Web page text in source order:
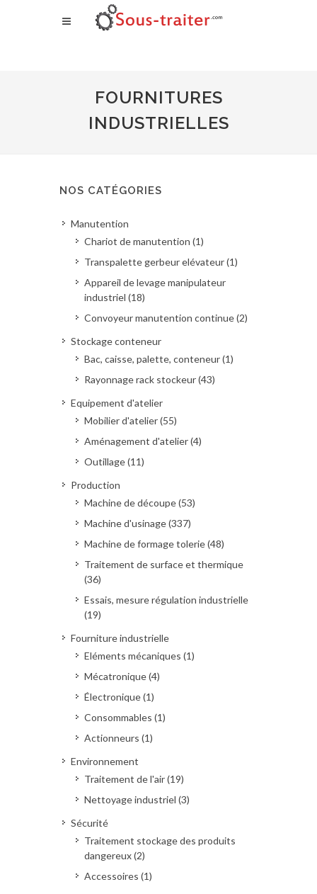
FOURNITURES
INDUSTRIELLES
NOS CATÉGORIES
Manutention
Chariot de manutention (1)
Transpalette gerbeur elévateur (1)
Appareil de levage manipulateur
industriel (18)
Convoyeur manutention continue (2)
Stockage conteneur
Bac, caisse, palette, conteneur (1)
Rayonnage rack stockeur (43)
Equipement d'atelier
Mobilier d'atelier (55)
Aménagement d'atelier (4)
Outillage (11)
Production
Machine de découpe (53)
Machine d'usinage (337)
Machine de formage tolerie (48)
Traitement de surface et thermique
(36)
Essais, mesure régulation industrielle
(19)
Fourniture industrielle
Eléments mécaniques (1)
Mécatronique (4)
Électronique (1)
Consommables (1)
Actionneurs (1)
Environnement
Traitement de l'air (19)
Nettoyage industriel (3)
Sécurité
Traitement stockage des produits
dangereux (2)
Accessoires (1)